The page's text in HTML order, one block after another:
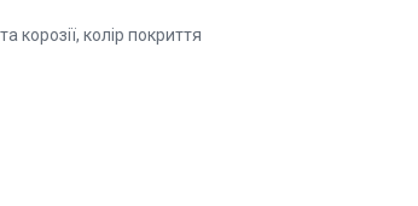
корозії, колір покриття